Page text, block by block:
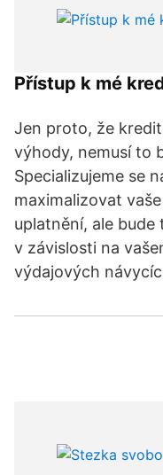
Přístup k mé
Jen proto, že
výhody, nemusí to
Specializujeme se
maximalizovat
uplatnění, ale
v závislosti na
výdajových